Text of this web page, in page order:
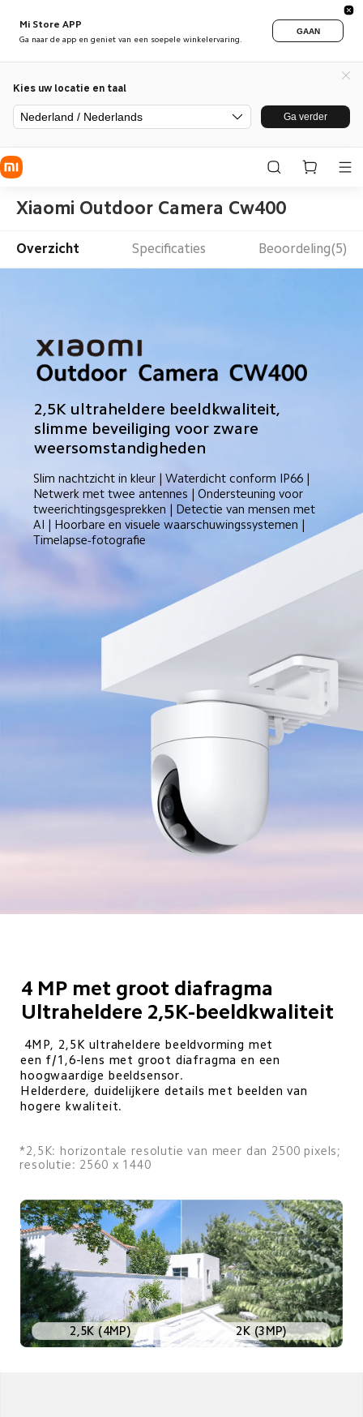
Mi Store APP
Ga naar de app en geniet van een soepele winkelervaring.
GAAN
Kies uw locatie en taal
Nederland / Nederlands Ga verder
Xiaomi Outdoor Camera Cw400
Overzicht Specificaties Beoordeling(5)
2,5K ultraheldere beeldkwaliteit,
slimme beveiliging voor zware
weersomstandigheden
Slim nachtzicht in kleur | Waterdicht conform IP66 |
Netwerk met twee antennes | Ondersteuning voor
tweerichtingsgesprekken | Detectie van mensen met
AI | Hoorbare en visuele waarschuwingssystemen |
Timelapse-fotografie
4 MP met groot diafragma
Ultraheldere 2,5K-beeldkwaliteit
een f/1,6-lens met groot diafragma en een
hoogwaardige beeldsensor.
Helderdere, duidelijkere details met beelden van
hogere kwaliteit.
*2,5K: horizontale resolutie van meer dan 2500 pixels;
resolutie: 2560 x 1440
2,5K (4MP) 2K (3MP)